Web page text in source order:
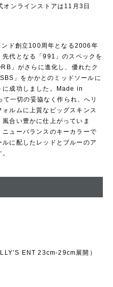
オンラインストアは11月3日
ンド創立100周年となる2006年
代となる「991」のスペックを
」がさらに進化し、優れたク
」をかかとのミッドソールに
に成功しました。Made in
一切の妥協なく作られ、へリ
ルムに上質なピッグスキンス
合い豊かに仕上がっていま
ューバランスのキーカラーで
に配したレッドとブルーのア
。
ENT 23cm-29cm展開）